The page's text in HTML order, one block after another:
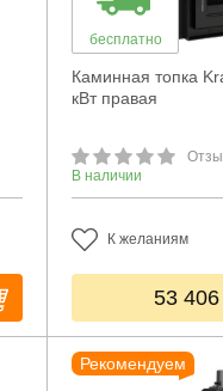
бесплатно
Каминная топка
кВт правая
В наличии
К желаниям
53 406
Рекомендуем